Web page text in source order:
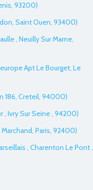
93200)
Saint Ouen, 93400)
, Neuilly Sur Marne,
Apt Le Bourget, Le
186, Creteil, 94000)
, Ivry Sur Seine , 94200)
Paris, 92400)
, Charenton Le Pont ,